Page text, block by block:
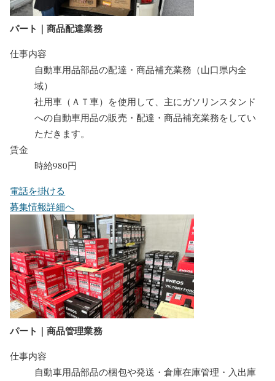
パート｜商品配達業務
仕事内容
自動車用品部品の配達・商品補充業務（山口県内全
域）
社用車（ＡＴ車）を使用して、主にガソリンスタンド
への自動車用品の販売・配達・商品補充業務をしてい
ただきます。
賃金
時給980円
電話を掛ける
募集情報詳細へ
パート｜商品管理業務
仕事内容
自動車用品部品の梱包や発送・倉庫在庫管理・入出庫